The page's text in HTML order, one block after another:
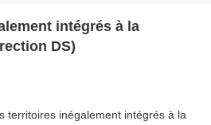
intégrés à la
DS)